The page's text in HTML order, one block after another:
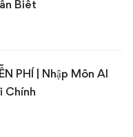
Biết
PHÍ | Nhập Môn AI
Chính